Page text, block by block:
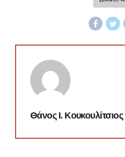
Θάνος Ι. Κουκουλίτσιος